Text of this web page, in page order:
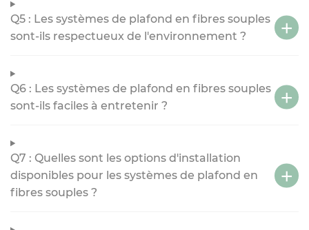
Q5 : Les systèmes de plafond en fibres souples
sont-ils respectueux de l'environnement ?
Q6 : Les systèmes de plafond en fibres souples
sont-ils faciles à entretenir ?
Q7 : Quelles sont les options d'installation
disponibles pour les systèmes de plafond en
fibres souples ?